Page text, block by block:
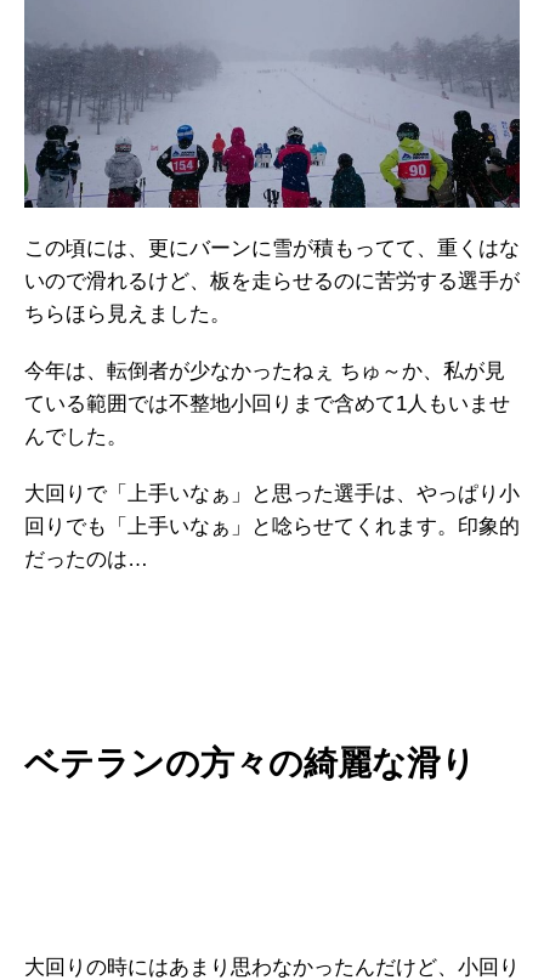
この頃には、更にバーンに雪が積もってて、重くはな
いので滑れるけど、板を走らせるのに苦労する選手が
ちらほら見えました。
今年は、転倒者が少なかったねぇ ちゅ～か、私が見
ている範囲では不整地小回りまで含めて1人もいませ
んでした。
大回りで「上手いなぁ」と思った選手は、やっぱり小
回りでも「上手いなぁ」と唸らせてくれます。印象的
だったのは…
ベテランの方々の綺麗な滑り
大回りの時にはあまり思わなかったんだけど、小回り